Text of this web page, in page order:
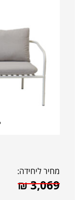
מחיר ליחידה:
₪3,069